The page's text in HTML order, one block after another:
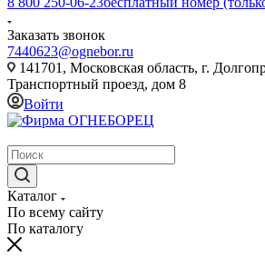
Заказать звонок
7440623@ognebor.ru
141701, Московская область, г.
Транспортный проезд, дом 8
Войти
Каталог
По всему сайту
По каталогу